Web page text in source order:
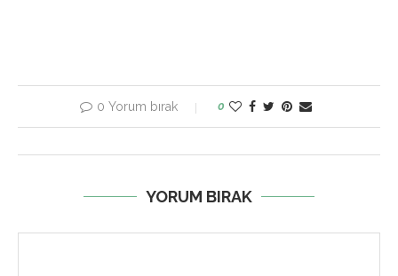
0 Yorum bırak 0
YORUM BIRAK